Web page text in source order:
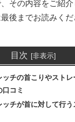
その内容をご紹
後までお読みくだ
目次
ッチの首こりやストレ
コミ
ッチが首に対して行